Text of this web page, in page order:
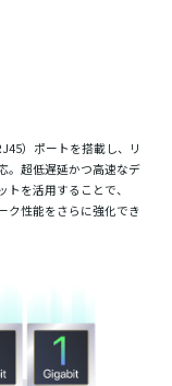
）ポートを搭載し、リ
。超低遅延かつ高速なデ
を活用することで、
ク性能をさらに強化でき